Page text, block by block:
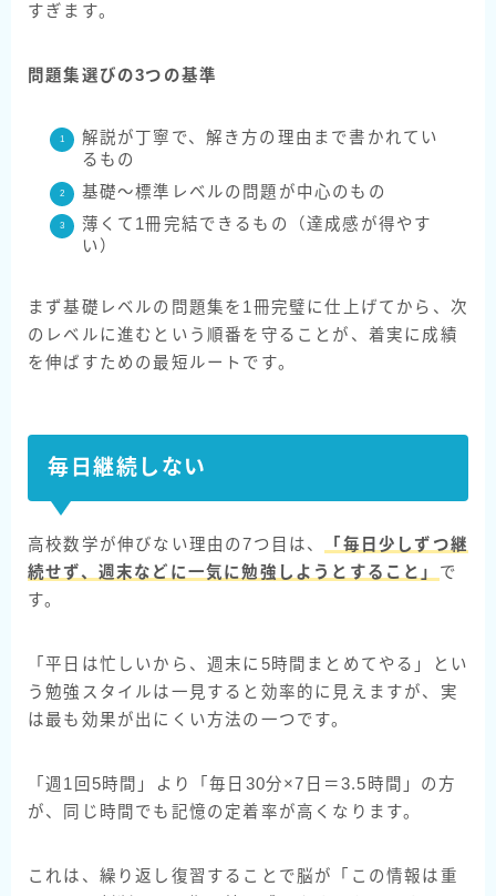
すぎます。
問題集選びの3つの基準
解説が丁寧で、解き方の理由まで書かれてい
るもの
基礎〜標準レベルの問題が中心のもの
薄くて1冊完結できるもの（達成感が得やす
い）
まず基礎レベルの問題集を1冊完璧に仕上げてから、次
のレベルに進むという順番を守ることが、着実に成績
を伸ばすための最短ルートです。
毎日継続しない
高校数学が伸びない理由の7つ目は、
「毎日少しずつ継
続せず、週末などに一気に勉強しようとすること」 で
す。
「平日は忙しいから、週末に5時間まとめてやる」とい
う勉強スタイルは一見すると効率的に見えますが、実
は最も効果が出にくい方法の一つです。
「週1回5時間」より「毎日30分×7日＝3.5時間」の方
が、同じ時間でも記憶の定着率が高くなります。
これは、繰り返し復習することで脳が「この情報は重